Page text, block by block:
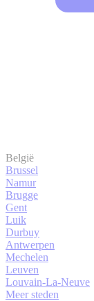
België
Brussel
Namur
Brugge
Gent
Luik
Durbuy
Antwerpen
Mechelen
Leuven
Louvain-La-Neuve
Meer steden